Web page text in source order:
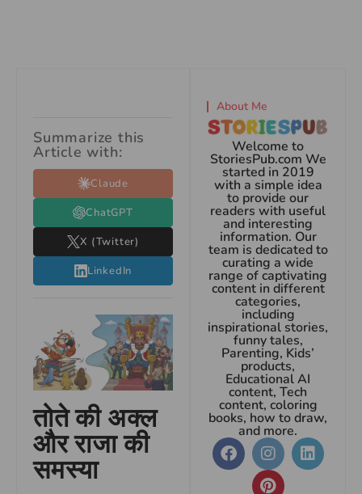
Summarize this
Article with:
Claude
ChatGPT
X (Twitter)
LinkedIn
तोते की अक्ल
और राजा की
समस्या
About Me
Welcome to
StoriesPub.com We
started in 2019
with a simple idea
to provide our
readers with useful
and interesting
information. Our
team is dedicated to
curating a wide
range of captivating
content in different
categories,
including
inspirational stories,
funny tales,
Parenting, Kids’
products,
Educational AI
content, Tech
content, coloring
books, how to draw,
and more.